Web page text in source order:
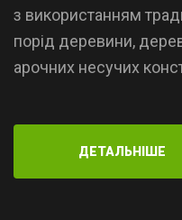
з використанням
порід деревини,
арочних несучих
ДЕТАЛЬНІШЕ